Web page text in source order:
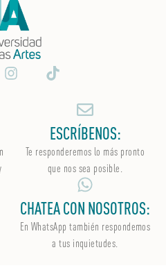
ESCRÍBENOS:
Te responderemos lo más pronto
que nos sea posible.
CHATEA CON NOSOTROS:
En WhatsApptambién respondemos
a tus inquietudes.